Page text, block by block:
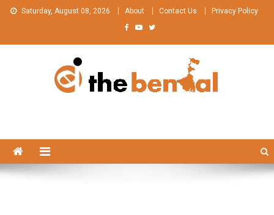
Skip
Saturday, August 08, 2026 About Contact Us Privacy Policy